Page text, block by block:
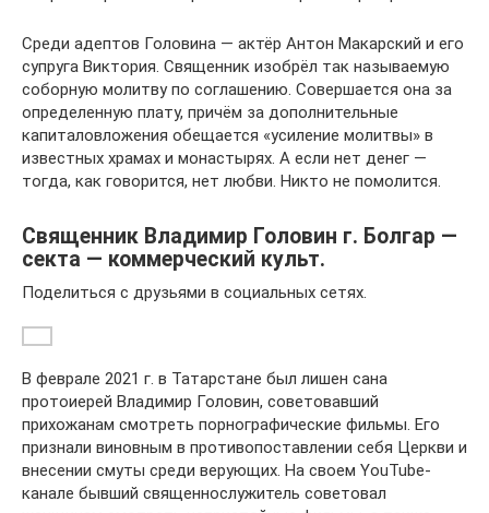
Среди адептов Головина — актёр Антон Макарский и его
супруга Виктория. Священник изобрёл так называемую
соборную молитву по соглашению. Совершается она за
определенную плату, причём за дополнительные
капиталовложения обещается «усиление молитвы» в
известных храмах и монастырях. А если нет денег —
тогда, как говорится, нет любви. Никто не помолится.
Священник Владимир Головин г. Болгар —
секта — коммерческий культ.
Поделиться с друзьями в социальных сетях.
В феврале 2021 г. в Татарстане был лишен сана
протоиерей Владимир Головин, советовавший
прихожанам смотреть порнографические фильмы. Его
признали виновным в противопоставлении себя Церкви и
внесении смуты среди верующих. На своем YouTube-
канале бывший священнослужитель советовал